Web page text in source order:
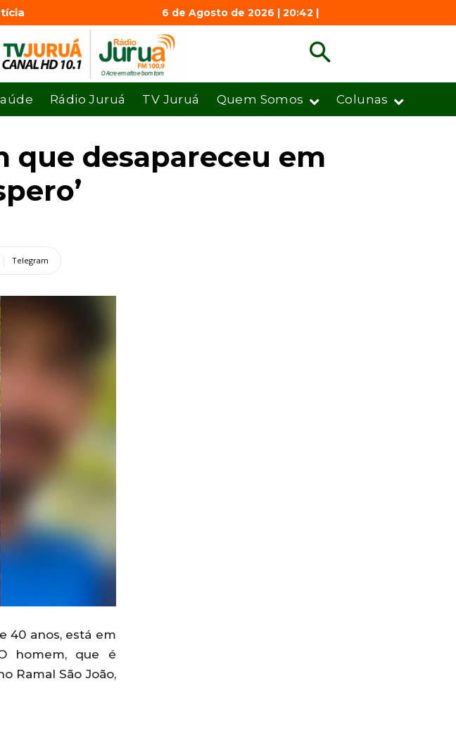
6 de Agosto de 2026 | 20:42 |
Rádio Juruá TV Juruá Quem Somos Colunas
que desapareceu em
Telegram
40 anos, está em
homem, que é
Ramal São João,